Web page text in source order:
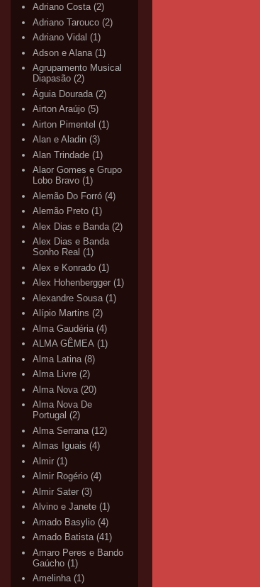
Adriano Costa (2)
Adriano Tarouco (2)
Adriano Vidal (1)
Adson e Alana (1)
Agrupamento Musical
Diapasão (2)
Águia Dourada (2)
Airton Araújo (5)
Airton Pimentel (1)
Alan e Aladin (3)
Alan Trindade (1)
Alaor Gomes e Grupo
Lobo Bravo (1)
Alemão Do Forró (4)
Alemão Preto (1)
Alex Dias e Banda (2)
Alex Dias e Banda
Sonho Real (1)
Alex e Konrado (1)
Alex Hohenbergger (1)
Alexandre Sousa (1)
Alípio Martins (2)
Alma Gaudéria (4)
ALMA GÊMEA (1)
Alma Latina (8)
Alma Livre (2)
Alma Nova (20)
Alma Nova De
Portugal (2)
Alma Serrana (12)
Almas Iguais (4)
Almir (1)
Almir Rogério (4)
Almir Sater (3)
Alvino e Janete (1)
Amado Basylio (4)
Amado Batista (41)
Amaro Peres e Bando
Gaúcho (1)
Amelinha (1)